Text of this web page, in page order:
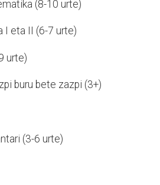
(8-10 urte)
I eta II (6-7 urte)
urte)
buru bete zazpi (3+)
(3-6 urte)